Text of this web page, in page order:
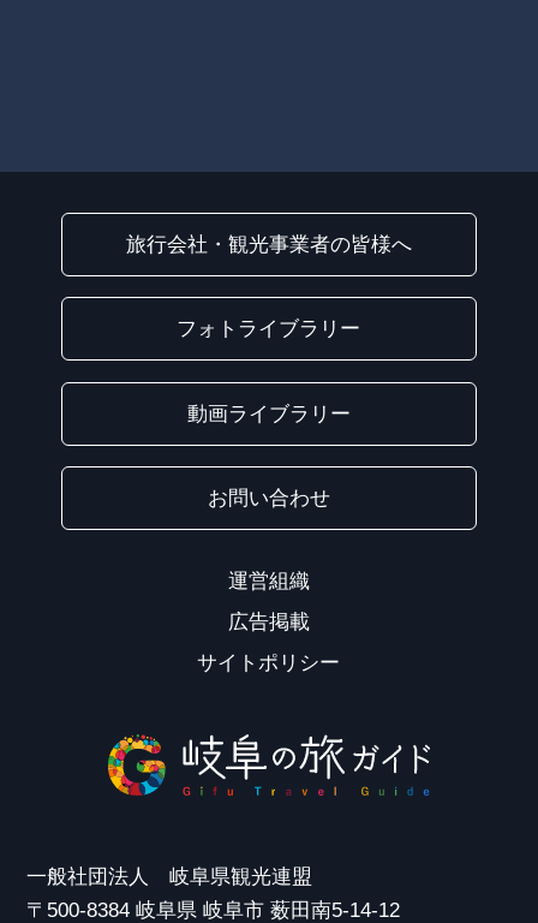
旅行会社・観光事業者の皆様へ
フォトライブラリー
動画ライブラリー
お問い合わせ
運営組織
広告掲載
サイトポリシー
一般社団法人 岐阜県観光連盟
〒500-8384 岐阜県 岐阜市 薮田南5-14-12